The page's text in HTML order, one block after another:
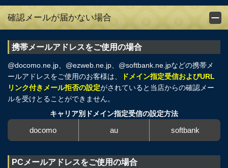
確認メールが届かない場合
携帯メールアドレスをご使用の場合
@docomo.ne.jp、@ezweb.ne.jp、@softbank.ne.jpなどの携帯メ
ールアドレスをご使用のお客様は、
ドメイン指定受信およびURL
リンク付きメール拒否の設定がされていると当店からの確認メー
ルを受けとることができません。
キャリア別ドメイン指定受信の設定方法
docomo au softbank
PCメールアドレスをご使用の場合